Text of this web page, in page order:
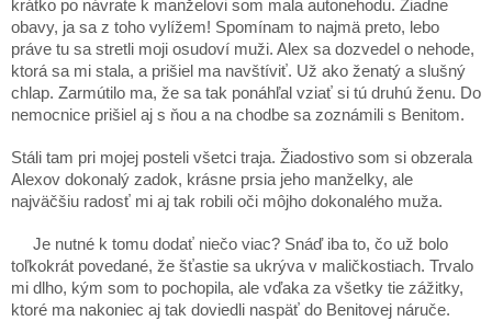
krátko po návrate k manželovi som mala autonehodu. Žiadne
obavy, ja sa z toho vylížem! Spomínam to najmä preto, lebo
práve tu sa stretli moji osudoví muži. Alex sa dozvedel o nehode,
ktorá sa mi stala, a prišiel ma navštíviť. Už ako ženatý a slušný
chlap. Zarmútilo ma, že sa tak ponáhľal vziať si tú druhú ženu. Do
nemocnice prišiel aj s ňou a na chodbe sa zoznámili s Benitom.
Stáli tam pri mojej posteli všetci traja. Žiadostivo som si obzerala
Alexov dokonalý zadok, krásne prsia jeho manželky, ale
najväčšiu radosť mi aj tak robili oči môjho dokonalého muža.
Je nutné k tomu dodať niečo viac? Snáď iba to, čo už bolo
toľkokrát povedané, že šťastie sa ukrýva v maličkostiach. Trvalo
mi dlho, kým som to pochopila, ale vďaka za všetky tie zážitky,
ktoré ma nakoniec aj tak doviedli naspäť do Benitovej náruče.